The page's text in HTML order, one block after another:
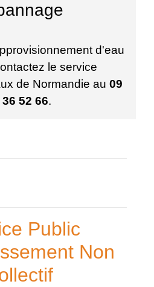
d'eau
le service
de Normandie au 09
52 66.
Public
Non